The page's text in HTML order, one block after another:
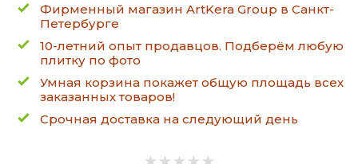
Фирменный магазин ArtKera Group в Санкт-
Петербурге
10-летний опыт продавцов. Подберём любую
плитку по фото
Умная корзина покажет общую площадь всех
заказанных товаров!
Срочная доставка на следующий день